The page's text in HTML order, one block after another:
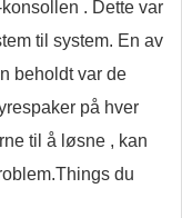
. Dette var
til system. En av
beholdt var de
på hver
til å løsne , kan
du